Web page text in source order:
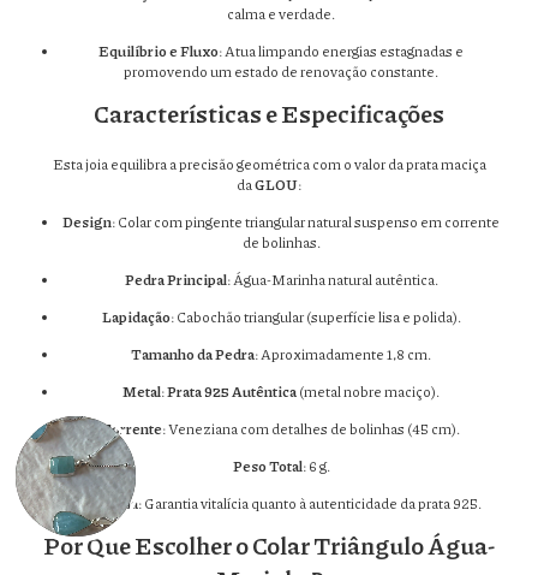
calma e verdade.
Equilíbrio e Fluxo: Atua limpando energias estagnadas e
promovendo um estado de renovação constante.
Características e Especificações
Esta joia equilibra a precisão geométrica com o valor da prata maciça
daGLOU:
Design: Colar com pingente triangular natural suspenso em corrente
de bolinhas.
Pedra Principal: Água-Marinha natural autêntica.
Lapidação: Cabochão triangular (superfície lisa e polida).
Tamanho da Pedra: Aproximadamente 1,8 cm.
Metal:Prata 925 Autêntica(metal nobre maciço).
Corrente: Veneziana com detalhes de bolinhas (45 cm).
Peso Total: 6 g.
Garantia: Garantia vitalícia quanto à autenticidade da prata 925.
Por Que Escolher o Colar Triângulo Água-